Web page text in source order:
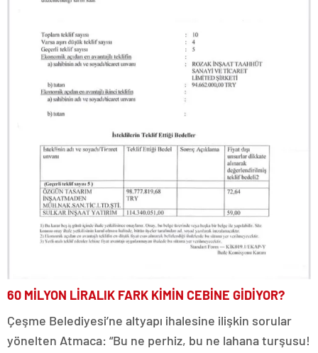
60 MİLYON LİRALIK FARK KİMİN CEBİNE GİDİYOR?
Çeşme Belediyesi’ne altyapı ihalesine ilişkin sorular
yönelten Atmaca: “Bu ne perhiz, bu ne lahana turşusu!